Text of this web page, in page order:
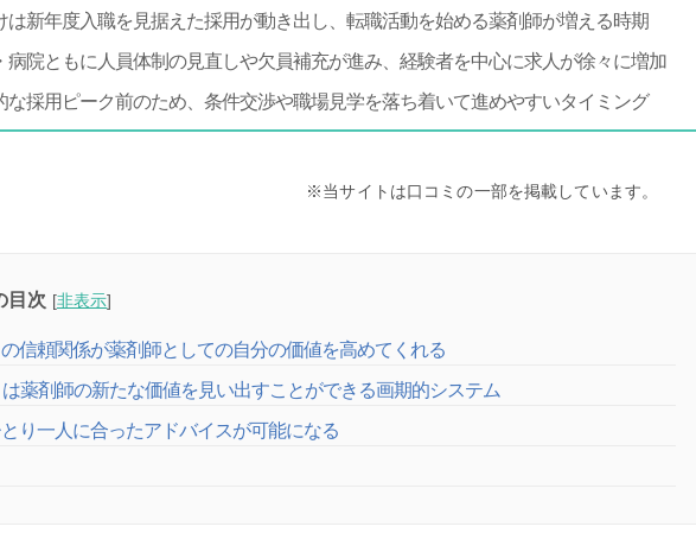
は新年度入職を見据えた採用が動き出し、転職活動を始める薬剤師が増える時期
病院ともに人員体制の見直しや欠員補充が進み、経験者を中心に求人が徐々に増加
な採用ピーク前のため、条件交渉や職場見学を落ち着いて進めやすいタイミング
※当サイトは口コミの一部を掲載しています。
目次 [非表示]
信頼関係が薬剤師としての自分の価値を高めてくれる
は薬剤師の新たな価値を見い出すことができる画期的システム
り一人に合ったアドバイスが可能になる